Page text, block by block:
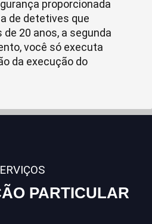
proporcionada
de detetives que
20 anos, a segunda
você só executa
da execução do
PARTICULAR